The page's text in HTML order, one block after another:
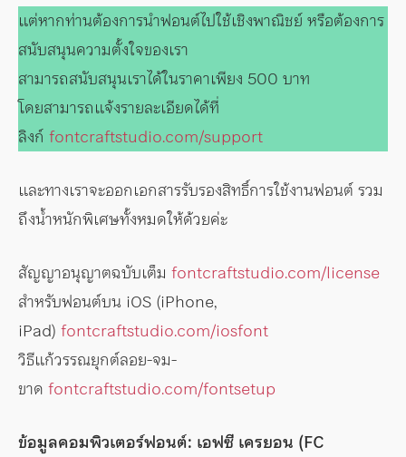
แต่หากท่านต้องการนำฟอนต์ไปใช้เชิงพาณิชย์ หรือต้องการ
สนับสนุนความตั้งใจของเรา
สามารถสนับสนุนเราได้ในราคาเพียง 500 บาท
โดยสามารถแจ้งรายละเอียดได้ที่
ลิงก์ fontcraftstudio.com/support
และทางเราจะออกเอกสารรับรองสิทธิ์การใช้งานฟอนต์ รวม
ถึงน้ำหนักพิเศษทั้งหมดให้ด้วยค่ะ
สัญญาอนุญาตฉบับเต็ม fontcraftstudio.com/license
สำหรับฟอนต์บน iOS (iPhone,
iPad) fontcraftstudio.com/iosfont
วิธีแก้วรรณยุกต์ลอย-จม-
ขาด fontcraftstudio.com/fontsetup
ข้อมูลคอมพิวเตอร์ฟอนต์: เอฟซี เครยอน (FC